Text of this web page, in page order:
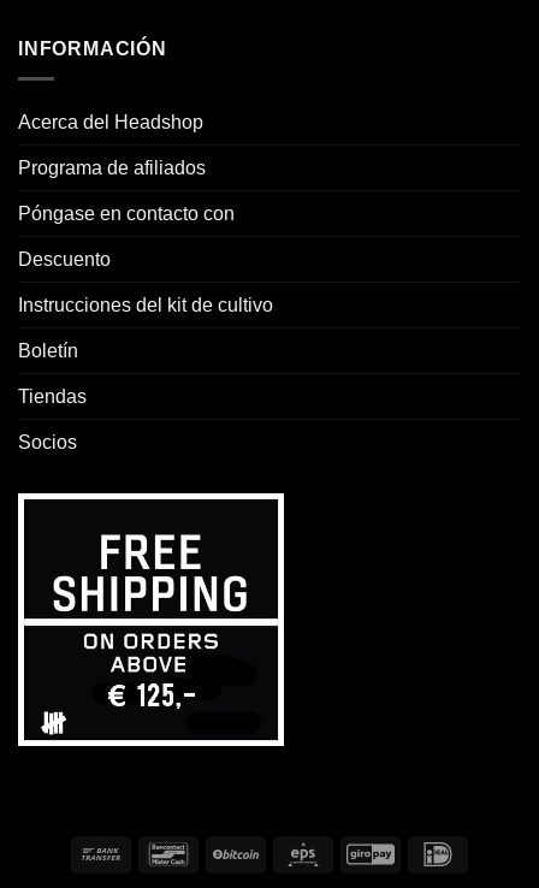
INFORMACIÓN
Acerca del Headshop
Programa de afiliados
Póngase en contacto con
Descuento
Instrucciones del kit de cultivo
Boletín
Tiendas
Socios
TransferenciaBancontactBitCoin Eps GiroPay